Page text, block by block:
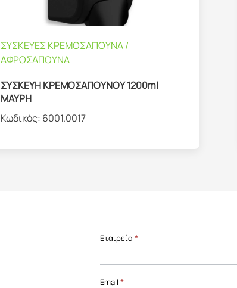
ΣΥΣΚΕΥΕΣ ΚΡΕΜΟΣΑΠΟΥΝΑ /
ΑΦΡΟΣΑΠΟΥΝΑ
ΣΥΣΚΕΥΗ ΚΡΕΜΟΣΑΠΟΥΝΟΥ 1200ml
ΜΑΥΡΗ
Κωδικός: 6001.0017
Επικοινωνία
Page
Εταιρεία *
Email *